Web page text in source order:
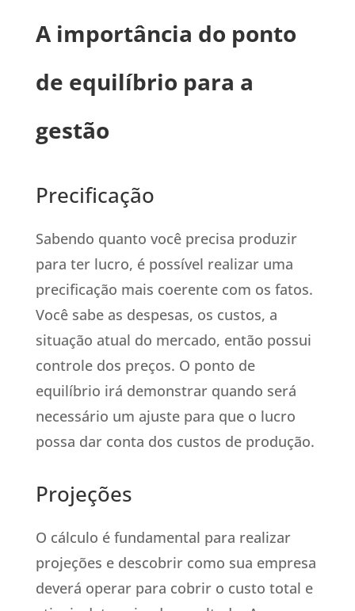
A importância do ponto
de equilíbrio para a
gestão
Precificação
Sabendo quanto você precisa produzir
para ter lucro, é possível realizar uma
precificação mais coerente com os fatos.
Você sabe as despesas, os custos, a
situação atual do mercado, então possui
controle dos preços. O ponto de
equilíbrio irá demonstrar quando será
necessário um ajuste para que o lucro
possa dar conta dos custos de produção.
Projeções
O cálculo é fundamental para realizar
projeções e descobrir como sua empresa
deverá operar para cobrir o custo total e